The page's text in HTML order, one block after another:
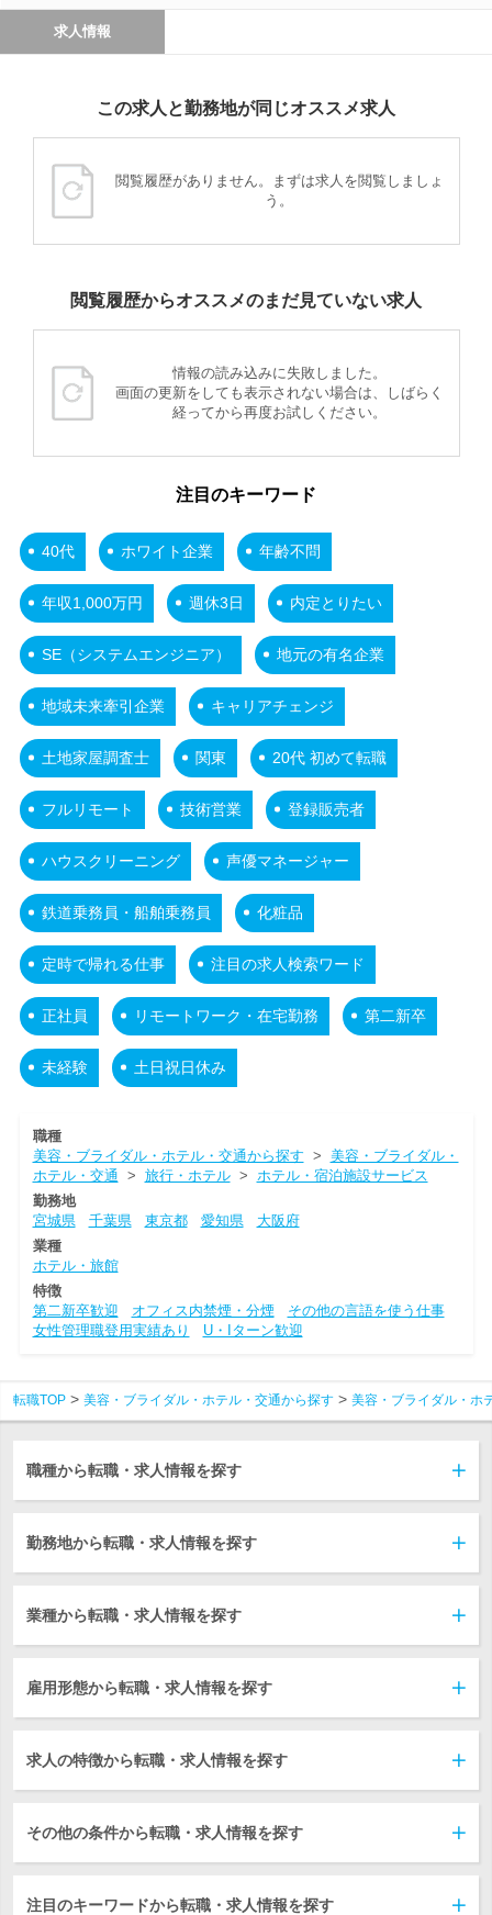
求人情報
この求人と勤務地が同じオススメ求人
閲覧履歴がありません。まずは求人を閲覧しましょ
う。
閲覧履歴からオススメのまだ見ていない求人
情報の読み込みに失敗しました。
画面の更新をしても表示されない場合は、しばらく
経ってから再度お試しください。
注目のキーワード
40代 ホワイト企業 年齢不問
年収1,000万円 週休3日 内定とりたい
SE（システムエンジニア） 地元の有名企業
地域未来牽引企業 キャリアチェンジ
土地家屋調査士 関東 20代 初めて転職
フルリモート 技術営業 登録販売者
ハウスクリーニング 声優マネージャー
鉄道乗務員・船舶乗務員 化粧品
定時で帰れる仕事 注目の求人検索ワード
正社員 リモートワーク・在宅勤務 第二新卒
未経験 土日祝日休み
職種
美容・ブライダル・ホテル・交通から探す > 美容・ブライダル・
ホテル・交通 > 旅行・ホテル> ホテル・宿泊施設サービス
勤務地
宮城県
千葉県 東京都 愛知県
大阪府
業種
ホテル・旅館
特徴
第二新卒歓迎
オフィス内禁煙・分煙
その他の言語を使う仕事
女性管理職登用実績あり
U・Iターン歓迎
転職TOP 美容・ブライダル・ホテル・交通から探す 美容・ブライダル・ホ
職種から転職・求人情報を探す
勤務地から転職・求人情報を探す
業種から転職・求人情報を探す
雇用形態から転職・求人情報を探す
求人の特徴から転職・求人情報を探す
その他の条件から転職・求人情報を探す
注目のキーワードから転職・求人情報を探す